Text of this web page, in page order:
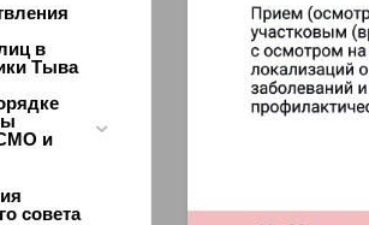
в
Тыва
и
совета